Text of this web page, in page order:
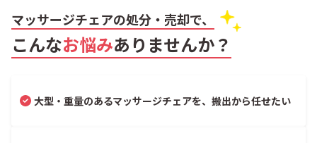
マッサージチェアの処分・売却で、
こんなお悩みありませんか？
大型・重量のあるマッサージチェアを、搬出から任せたい